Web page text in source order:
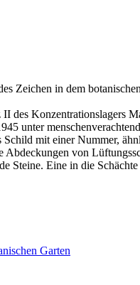
Zeichen in dem
des Konzentrationslagers
unter
Schild mit einer Nummer,
von
Steine. Eine in die
Garten